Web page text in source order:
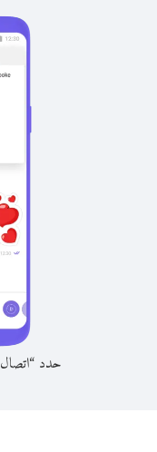
حدد “اتصال Viber Out” من عنوان المحادثة